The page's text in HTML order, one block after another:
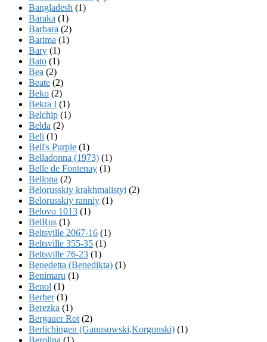
Bangladesh (1)
Baraka (1)
Barbara (2)
Barima (1)
Bary (1)
Bato (1)
Bea (2)
Beate (2)
Beko (2)
Bekra I (1)
Belchip (1)
Belda (2)
Beli (1)
Bell's Purple (1)
Belladonna (1973) (1)
Belle de Fontenay (1)
Bellona (2)
Belorusskiy krakhmalistyi (2)
Belorusskiy ranniy (1)
Belovo 1013 (1)
BelRus (1)
Beltsville 2067-16 (1)
Beltsville 355-35 (1)
Beltsville 76-23 (1)
Benedetta (Benedikta) (1)
Benimaru (1)
Benol (1)
Berber(1)
Berezka (1)
Bergauer Rot (2)
Berlichingen (Ganusowski,Korgonski) (1)
Berolina (1)